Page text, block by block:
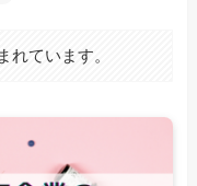
れています。